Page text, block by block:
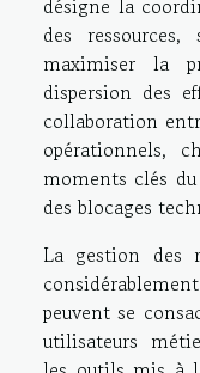
désigne la
des
maximiser la
dispersion des
collaboration
opérationnels,
moments clés
des blocages
La gestion des
peuvent se
utilisateurs